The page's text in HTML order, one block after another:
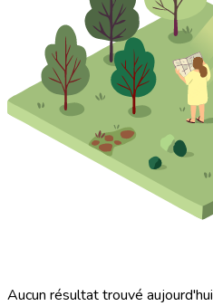
Aucun résultat trouvé aujourd'hui